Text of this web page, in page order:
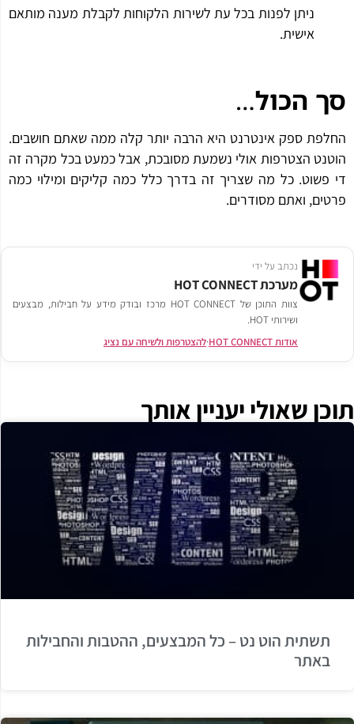
ניתן לפנות בכל עת לשירות הלקוחות לקבלת מענה מותאם
אישית.
סך הכול…
החלפת ספק אינטרנט היא הרבה יותר קלה ממה שאתם חושבים.
הוטנט הצטרפות אולי נשמעת מסובכת, אבל כמעט בכל מקרה זה
די פשוט. כל מה שצריך זה בדרך כלל כמה קליקים ומילוי כמה
פרטים, ואתם מסודרים.
נכתב על ידי
מערכת HOT CONNECT
צוות התוכן של HOT CONNECT מרכז ובודק מידע על חבילות, מבצעים
ושירותי HOT.
אודות HOT CONNECT
·להצטרפות ולשיחה עם נציג
תוכן שאולי יעניין אותך
תשתית הוט נט – כל המבצעים, ההטבות והחבילות
באתר